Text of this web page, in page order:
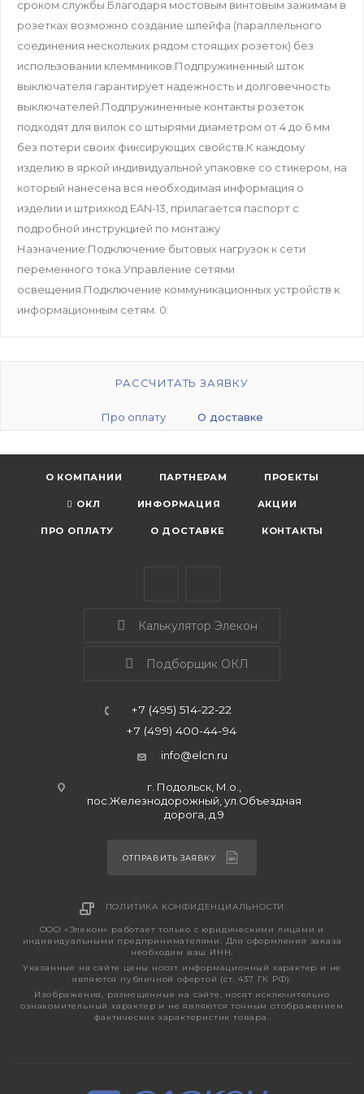
сроком службы.Благодаря мостовым винтовым зажимам в
розетках возможно создание шлейфа (параллельного
соединения нескольких рядом стоящих розеток) без
использовании клеммников.Подпружиненный шток
выключателя гарантирует надежность и долговечность
выключателей.Подпружиненные контакты розеток
подходят для вилок со штырями диаметром от 4 до 6 мм
без потери своих фиксирующих свойств.К каждому
изделию в яркой индивидуальной упаковке со стикером, на
который нанесена вся необходимая информация о
изделии и штрихкод EAN-13, прилагается паспорт с
подробной инструкцией по монтажу
Назначение:Подключение бытовых нагрузок к сети
переменного тока.Управление сетями
освещения.Подключение коммуникационных устройств к
информационным сетям. 0:
РАССЧИТАТЬ ЗАЯВКУ
Про оплату О доставке
О КОМПАНИИ ПАРТНЕРАМ ПРОЕКТЫ
ОКЛ ИНФОРМАЦИЯ АКЦИИ
ПРО ОПЛАТУ О ДОСТАВКЕ КОНТАКТЫ
Калькулятор Элекон
Подборщик ОКЛ
+7 (495) 514-22-22
+7 (499) 400-44-94
info@elcn.ru
г. Подольск, М.о.,
пос.Железнодорожный, ул.Объездная
дорога, д.9
ОТПРАВИТЬ ЗАЯВКУ
ПОЛИТИКА КОНФИДЕНЦИАЛЬНОСТИ
ООО «Элекон» работает только с юридическими лицами и
индивидуальными предпринимателями. Для оформления заказа
необходим ваш ИНН.
Указанные на сайте цены носят информационный характер и не
являются публичной офертой (ст. 437 ГК РФ).
Изображения, размещенные на сайте, носят исключительно
ознакомительный характер и не являются точным отображением
фактических характеристик товара.